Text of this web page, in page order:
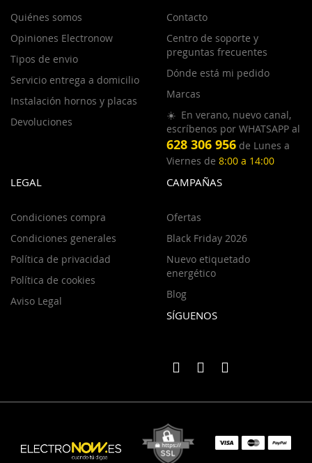
Quiénes somos
Opiniones Electronow
Tipos de envio
Servicio entrega a domicilio
Instalación hornos y placas
Devoluciones
Contacto
Centro de soporte y
preguntas frecuentes
Dónde está mi pedido
Marcas
☀️ En verano, nuevo canal,
escríbenos por WHATSAPP al
628 306 956 de Lunes a
Viernes de 8:00 a 14:00
LEGAL
Condiciones compra
Condiciones generales
Política de privacidad
Política de cookies
Aviso Legal
CAMPAÑAS
Ofertas
Black Friday 2026
Nuevo etiquetado
energético
Blog
SÍGUENOS